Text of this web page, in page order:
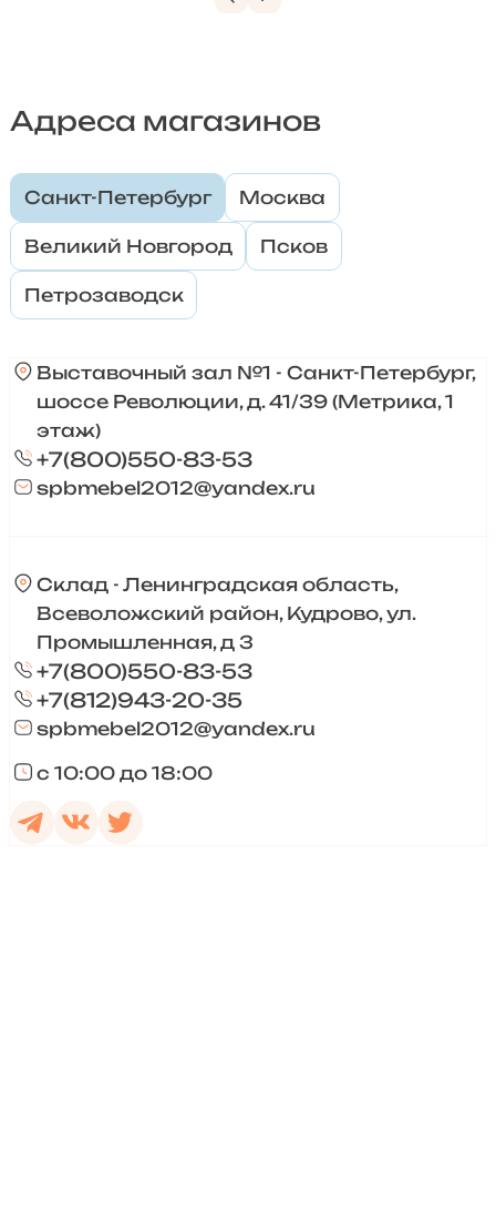
Адреса магазинов
Санкт-Петербург Москва
Великий Новгород Псков
Петрозаводск
Выставочный зал №1 - Санкт-Петербург,
шоссе Революции, д. 41/39 (Метрика, 1
этаж)
+7(800)550-83-53
spbmebel2012@yandex.ru
Склад - Ленинградская область,
Всеволожский район, Кудрово, ул.
Промышленная, д 3
+7(800)550-83-53
+7(812)943-20-35
spbmebel2012@yandex.ru
с 10:00 до 18:00